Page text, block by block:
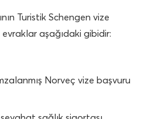
Turistik Schengen vize
aşağıdaki gibidir:
Norveç vize başvuru